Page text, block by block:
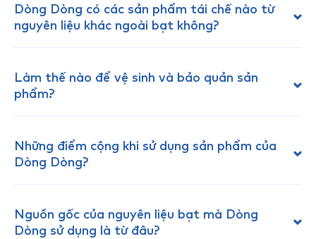
Dòng Dòng có các sản phẩm tái chế nào từ
nguyên liệu khác ngoài bạt không?
Làm thế nào để vệ sinh và bảo quản sản
phẩm?
Những điểm cộng khi sử dụng sản phẩm của
Dòng Dòng?
Nguồn gốc của nguyên liệu bạt mà Dòng
Dòng sử dụng là từ đâu?